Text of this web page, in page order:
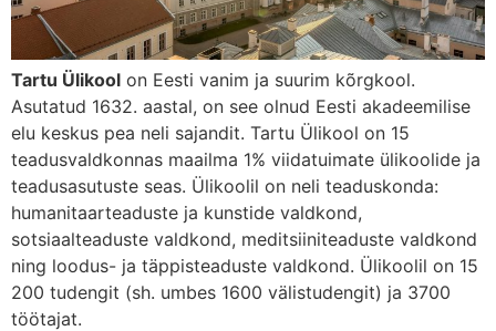
Tartu Ülikool on Eesti vanim ja suurim kõrgkool.
Asutatud 1632. aastal, on see olnud Eesti akadeemilise
elu keskus pea neli sajandit. Tartu Ülikool on 15
teadusvaldkonnas maailma 1% viidatuimate ülikoolide ja
teadusasutuste seas. Ülikoolil on neli teaduskonda:
humanitaarteaduste ja kunstide valdkond,
sotsiaalteaduste valdkond, meditsiiniteaduste valdkond
ning loodus- ja täppisteaduste valdkond. Ülikoolil on 15
200 tudengit (sh. umbes 1600 välistudengit) ja 3700
töötajat.